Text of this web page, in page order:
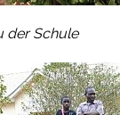
der Schule